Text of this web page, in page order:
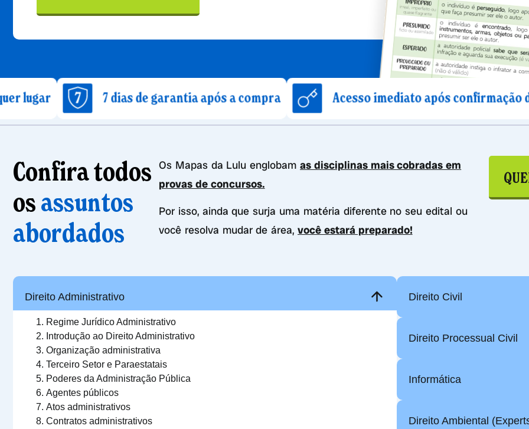
7 dias de garantia após a compra Acesso imediato após confirmação de compra
Confira todos
osassuntos
abordados
Os Mapas da Lulu englobam as disciplinas mais cobradas em
provas de concursos.
Por isso, ainda que surja uma matéria diferente no seu edital ou
você resolva mudar de área,você estará preparado!
Direito Administrativo
Regime Jurídico Administrativo
Introdução ao Direito Administrativo
Organização administrativa
Terceiro Setor e Paraestatais
Poderes da Administração Pública
Agentes públicos
Atos administrativos
Contratos administrativos
Direito Civil
Direito Processual Civil
Informática
Direito Ambiental